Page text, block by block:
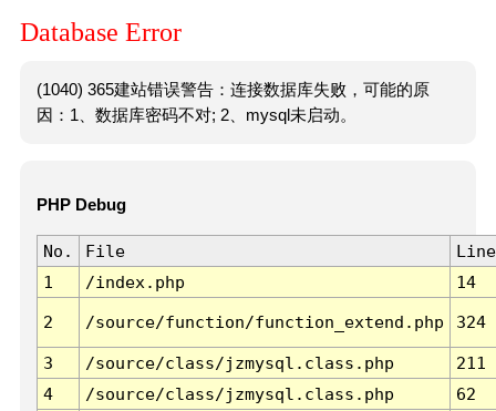
Database Error
(1040) 365建站错误警告：连接数据库失败，可能的原
因：1、数据库密码不对; 2、mysql未启动。
PHP Debug
No. File
Line
1
/index.php 14
2 /source/function/function_extend.php 324
3 /source/class/jzmysql.class.php
211
4
/source/class/jzmysql.class.php
62